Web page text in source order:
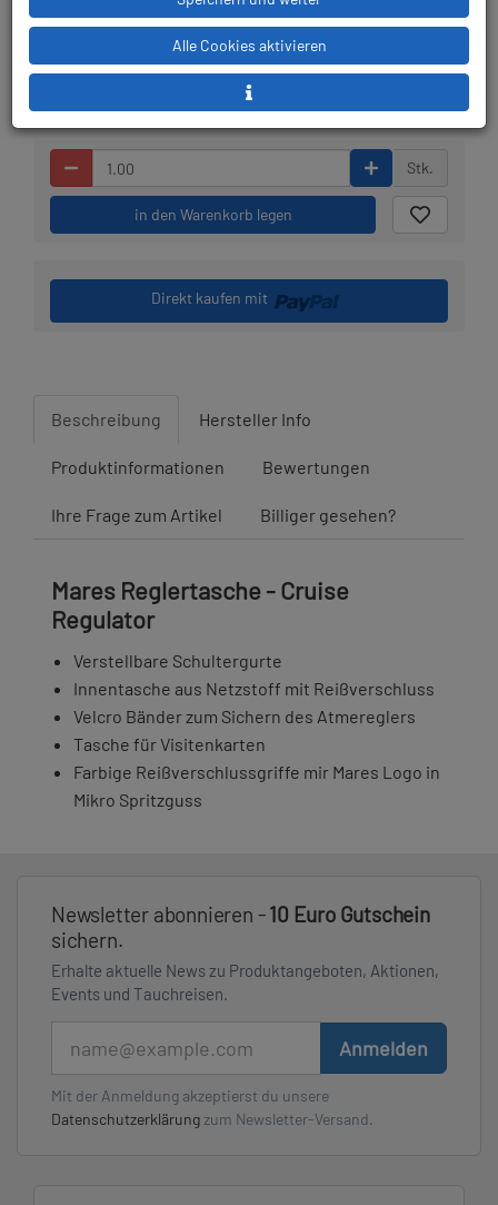
Stk.
in den Warenkorb legen
Direkt kaufen mit
Beschreibung Hersteller Info
Produktinformationen Bewertungen
Ihre Frage zum Artikel Billiger gesehen?
Mares Reglertasche - Cruise
Regulator
Verstellbare Schultergurte
Innentasche aus Netzstoff mit Reißverschluss
Velcro Bänder zum Sichern des Atmereglers
Tasche für Visitenkarten
Farbige Reißverschlussgriffe mir Mares Logo in
Mikro Spritzguss
Newsletter abonnieren -10 Euro Gutschein
sichern.
Erhalte aktuelle News zu Produktangeboten, Aktionen,
Events und Tauchreisen.
Anmelden
Mit der Anmeldung akzeptierst du unsere
Datenschutzerklärung zum Newsletter-Versand.
Alle Cookies aktivieren